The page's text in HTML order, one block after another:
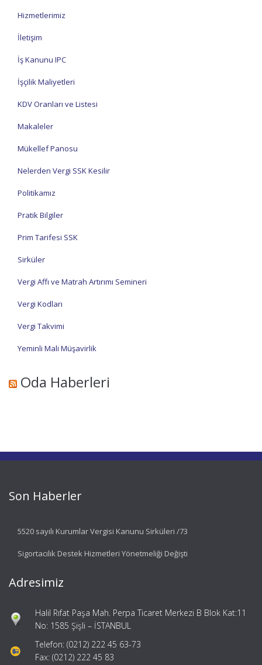
Hizmetlerimiz
İletişim
İş Kanunu IPC
İşçilik Maliyetleri
KDV Oranları ve Listesi
Makaleler
Mükellef Panosu
Nelerden Vergi SSK Kesilir
Politikamız
Pratik Bilgiler
Prim Tarifesi SSK
Sirküler
Vergi Affı ve Matrah Artırımı Semineri
Vergi Kodları
Vergi Takvimi
Yeminli Mali Müşavirlik
Oda Haberleri
Son Haberler
5520 sayılı Kurumlar Vergisi Kanunu Sirküleri /73
Sigortacılık Destek Hizmetleri Yönetmeliği Değişti
Adresimiz
Halil Rıfat Paşa Mah. Perpa Ticaret Merkezi B Blok Kat:11
No: 1585 Şişli – İSTANBUL
Telefon: (0212) 222 45 63-73
Fax: (0212) 222 45 83